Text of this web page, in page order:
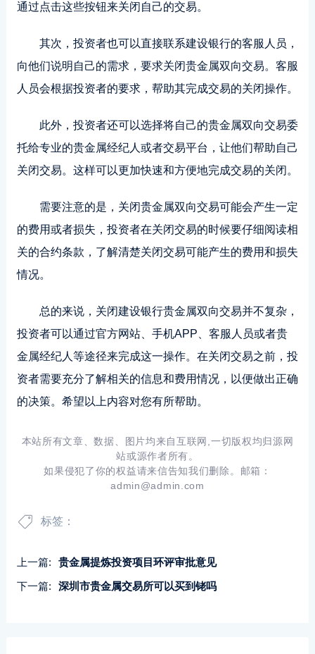
通过点击这些按钮来关闭自己的交易。
其次，投资者也可以直接联系建设银行的客服人员，
向他们说明自己的需求，要求关闭贵金属双向交易。客服
人员会根据投资者的要求，帮助其完成交易的关闭操作。
此外，投资者还可以选择将自己的贵金属双向交易委
托给专业的贵金属经纪人或者交易平台，让他们帮助自己
关闭交易。这样可以更加快速和方便地完成交易的关闭。
需要注意的是，关闭贵金属双向交易可能会产生一定
的费用或者损失，投资者在关闭交易的时候要仔细阅读相
关的合约条款，了解清楚关闭交易可能产生的费用和损失
情况。
总的来说，关闭建设银行贵金属双向交易并不复杂，
投资者可以通过官方网站、手机APP、客服人员或者贵
金属经纪人等途径来完成这一操作。在关闭交易之前，投
资者需要充分了解相关的信息和费用情况，以便做出正确
的决策。希望以上内容对您有所帮助。
本站所有文章、数据、图片均来自互联网,一切版权均归源网
站或源作者所有。
如果侵犯了你的权益请来信告知我们删除。邮箱：
admin@admin.com
标签：
上一篇:
贵金属提炼投资项目环评审批意见
下一篇:
深圳市贵金属交易所可以买到铑吗